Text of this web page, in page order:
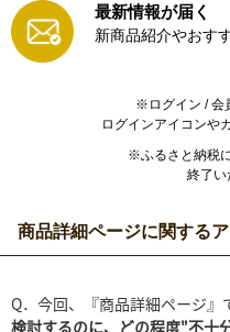
最新情報が届く
新商品紹介やおす
※ログイン / 会
ログインアイコンや
※ふるさと納税
終了い
商品詳細ページに関する